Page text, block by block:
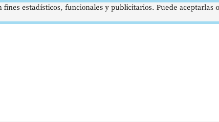
estadísticos, funcionales y publicitarios. Puede aceptarlas